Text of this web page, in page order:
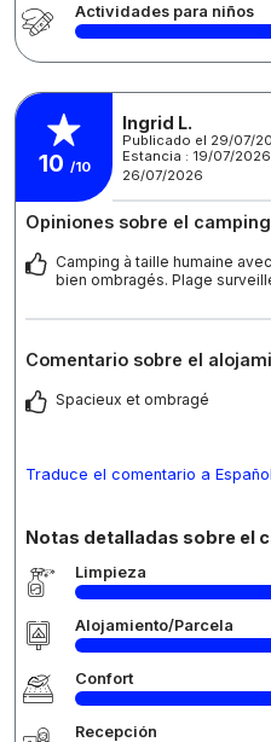
Actividades para niños
10 /10
Ingrid L.
Publicado el 29/07/
Estancia : 19/07/
26/07/2026
Opiniones sobre el
Camping à taille humaine
bien ombragés. Plage
Comentario sobre el
Spacieux et ombragé
Traduce el comentario a Español
Notas detalladas sobre el
Limpieza
Alojamiento/Parcela
Confort
Recepción